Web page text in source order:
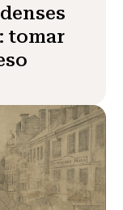
tomar